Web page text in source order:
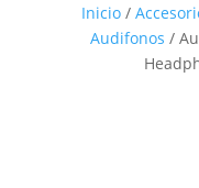
Inicio /
Audifonos /